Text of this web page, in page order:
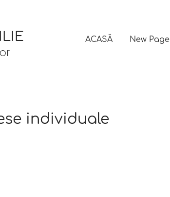
ACASĂ New Page
individuale